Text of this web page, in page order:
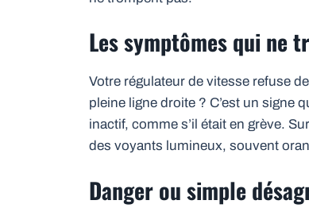
Les symptômes qui ne
Votre régulateur de vitesse refuse
pleine ligne droite ? C’est un signe
inactif, comme s’il était en grève.
des voyants lumineux, souvent
Danger ou simple